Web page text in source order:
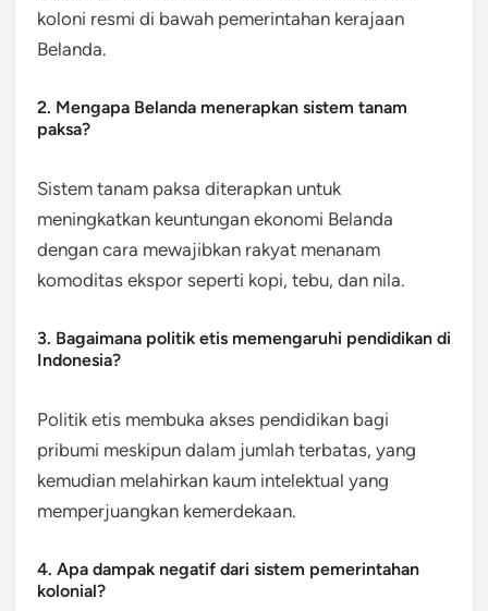
koloni resmi di bawah pemerintahan kerajaan
Belanda.
2. Mengapa Belanda menerapkan sistem tanam
paksa?
Sistem tanam paksa diterapkan untuk
meningkatkan keuntungan ekonomi Belanda
dengan cara mewajibkan rakyat menanam
komoditas ekspor seperti kopi, tebu, dan nila.
3. Bagaimana politik etis memengaruhi pendidikan di
Indonesia?
Politik etis membuka akses pendidikan bagi
pribumi meskipun dalam jumlah terbatas, yang
kemudian melahirkan kaum intelektual yang
memperjuangkan kemerdekaan.
4. Apa dampak negatif dari sistem pemerintahan
kolonial?